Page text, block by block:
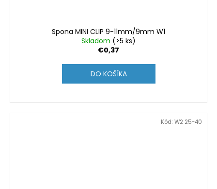
Spona MINI CLIP 9-11mm/9mm W1
Skladom (>5 ks)
€0,37
DO KOŠÍKA
Kód: W2 25-40